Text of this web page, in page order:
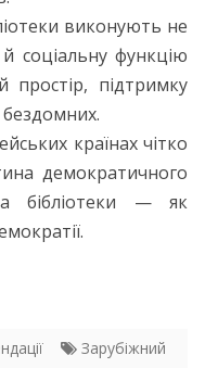
виконують не
соціальну функцію
підтримку
бездомних.
країнах чітко
демократичного
бібліотеки — як
Зарубіжний